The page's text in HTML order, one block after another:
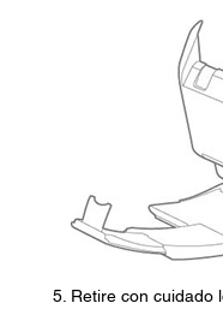
Retire con cuidado